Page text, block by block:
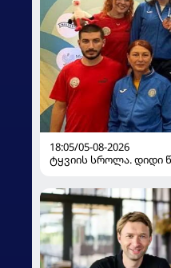
18:05/05-08-2026
ტყვიის სროლა. დიდი